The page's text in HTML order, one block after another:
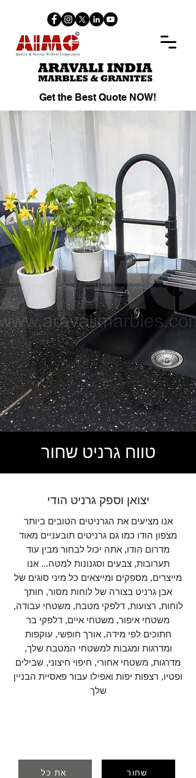
Get the Best Quote NOW!
טווח גרניט שחור
יצואן וספק גרניט הודי
אנו מציעים את הגרניטים הטובים ביותר
מצפון הודו כמו גם גרניטים תובעניים מאוד
מדרום הודו, אתה יכול לבחור מבין עוד
תערובות, צבעים וסגנונות למטה... אנו
מייצרים, מספקים ומייצאים כל מיני סוגים של
אבן גרניט בצורה של לוחות מסור, חותך
לוחות, רצועות, דלפקי מטבח, משטחי עבודה,
משטחי איפור, משטחי איים, דלפקי בר
חתוכים לפי מידה, אורך חופשי, עוקפות
ומדרגות ומגבות למשטחי המטבח שלך,
מדרגות, משטחי אחורי, חיפוי חיצוני, שבילים
ופטיו, רצפות יפות ואפילו עבור פאסיית הבניין
שלך
את כל שחור